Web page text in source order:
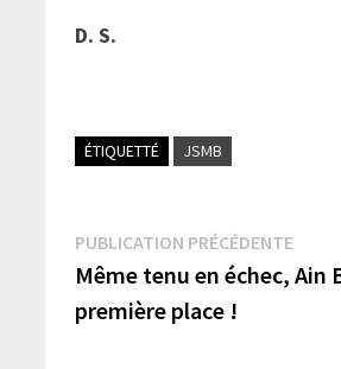
D. S.
ÉTIQUETTÉ JSMB
Navigation
de
l’article
PUBLICATION PRÉCÉDENTE
Même tenu en échec, Ain
première place !